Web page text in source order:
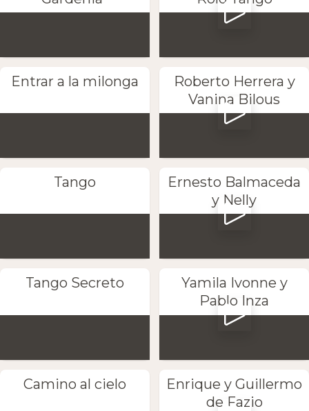
Entrar a la milonga
Roberto Herrera y
Vanina Bilous
Tango
Ernesto Balmaceda
y Nelly
Tango Secreto
Yamila Ivonne y
Pablo Inza
Camino al cielo
Enrique y Guillermo
de Fazio